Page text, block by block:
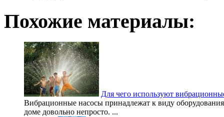
Похожие материалы:
Для чего используют
Вибрационные насосы принадлежат к виду
доме довольно непросто. ...